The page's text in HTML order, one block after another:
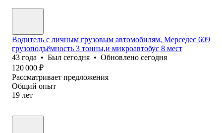
Водитель с личным грузовым автомобилям, Мерседес 609
грузоподъёмность 3 тонны,и микроавтобус 8 мест
43 года • Был сегодня • Обновлено сегодня
120 000 ₽
Рассматривает предложения
Общий опыт
19 лет